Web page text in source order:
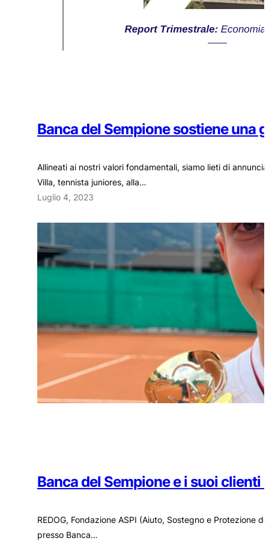
Banca del Sempione sostiene una
Allineati ai nostri valori fondamentali, siamo lieti di
Villa, tennista juniores, alla…
Luglio 4, 2023
Banca del Sempione e i suoi
REDOG, Fondazione ASPI (Aiuto, Sostegno e Protezione
presso Banca…